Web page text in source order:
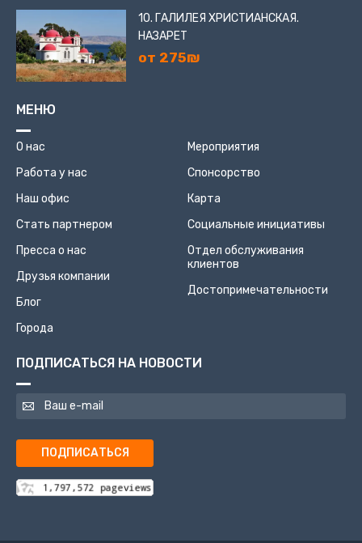
10. ГАЛИЛЕЯ ХРИСТИАНСКАЯ.
НАЗАРЕТ
от 275₪
МЕНЮ
О нас
Работа у нас
Наш офис
Стать партнером
Пресса о нас
Друзья компании
Блог
Города
Мероприятия
Спонсорство
Карта
Социальные инициативы
Отдел обслуживания
клиентов
Достопримечательности
ПОДПИСАТЬСЯ НА НОВОСТИ
ПОДПИСАТЬСЯ